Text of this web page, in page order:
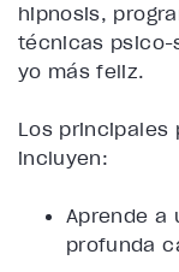
hipnosis,
técnicas psico-
yo más feliz.
Los principales
incluyen:
Aprende a
profunda